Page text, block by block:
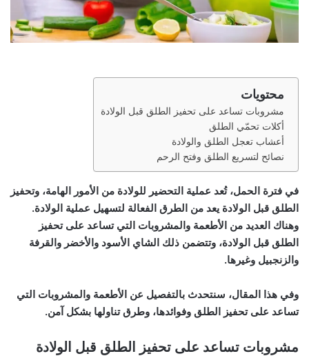
محتويات
مشروبات تساعد على تحفيز الطلق قبل الولادة
أكلات تحمّي الطلق
أعشاب تعجل الطلق والولادة
نصائح لتسريع الطلق وفتح الرحم
في فترة الحمل، تُعد عملية التحضير للولادة من الأمور الهامة، وتحفيز
الطلق قبل الولادة يعد من الطرق الفعالة لتسهيل عملية الولادة.
وهناك العديد من الأطعمة والمشروبات التي تساعد على تحفيز
الطلق قبل الولادة، وتتضمن ذلك الشاي الأسود والأخضر والقرفة
والزنجبيل وغيرها.
وفي هذا المقال، سنتحدث بالتفصيل عن الأطعمة والمشروبات التي
تساعد على تحفيز الطلق وفوائدها، وطرق تناولها بشكل آمن.
مشروبات تساعد على تحفيز الطلق قبل الولادة